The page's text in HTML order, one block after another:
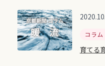
コラム
育てる